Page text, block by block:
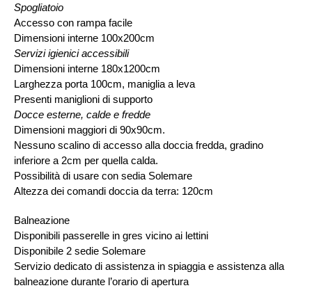
Spogliatoio
Accesso con rampa facile
Dimensioni interne 100x200cm
Servizi igienici accessibili
Dimensioni interne 180x1200cm
Larghezza porta 100cm, maniglia a leva
Presenti maniglioni di supporto
Docce esterne, calde e fredde
Dimensioni maggiori di 90x90cm.
Nessuno scalino di accesso alla doccia fredda, gradino
inferiore a 2cm per quella calda.
Possibilità di usare con sedia Solemare
Altezza dei comandi doccia da terra: 120cm
Balneazione
Disponibili passerelle in gres vicino ai lettini
Disponibile 2 sedie Solemare
Servizio dedicato di assistenza in spiaggia e assistenza alla
balneazione durante l’orario di apertura